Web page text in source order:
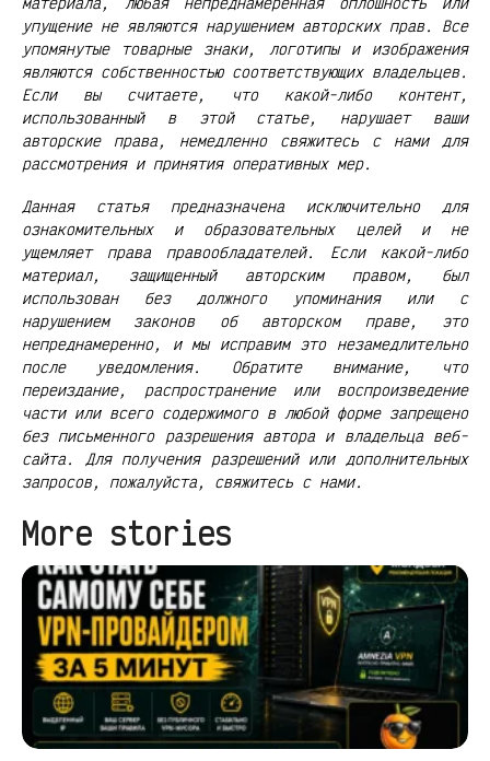
упущение не являются нарушением авторских прав. Все
упомянутые товарные знаки, логотипы и изображения
являются собственностью соответствующих владельцев.
Если вы считаете, что какой-либо контент,
использованный в этой статье, нарушает ваши
авторские права, немедленно свяжитесь с нами для
рассмотрения и принятия оперативных мер.
Данная статья предназначена исключительно для
ознакомительных и образовательных целей и не
ущемляет права правообладателей. Если какой-либо
материал, защищенный авторским правом, был
использован без должного упоминания или с
нарушением законов об авторском праве, это
непреднамеренно, и мы исправим это незамедлительно
после уведомления. Обратите внимание, что
переиздание, распространение или воспроизведение
части или всего содержимого в любой форме запрещено
без письменного разрешения автора и владельца веб-
сайта. Для получения разрешений или дополнительных
запросов, пожалуйста, свяжитесь с нами.
More stories